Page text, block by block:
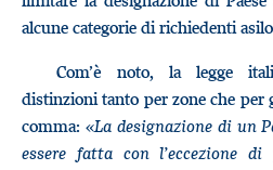
alcune categorie di richiedenti asilo
Com’è noto, la legge
distinzioni tanto per zone che
comma: «La designazione di un
essere fatta con l’eccezione